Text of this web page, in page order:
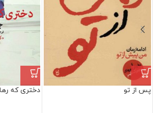
پس از تو دختری که